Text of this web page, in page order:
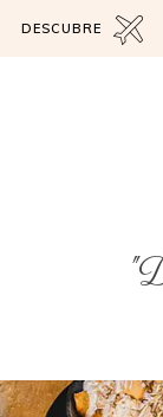
DESCUBRE